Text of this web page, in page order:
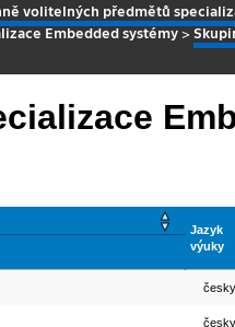
volitelných předmětů
Embedded systémy>
Jazyk
výuky
česky
česky